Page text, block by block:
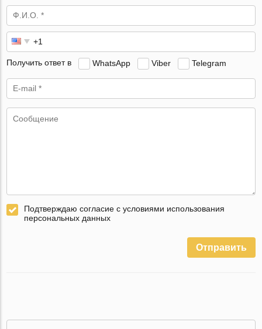
Получить ответ в WhatsApp Viber Telegram
Подтверждаю согласие с условиями использования
персональных данных
Отправить